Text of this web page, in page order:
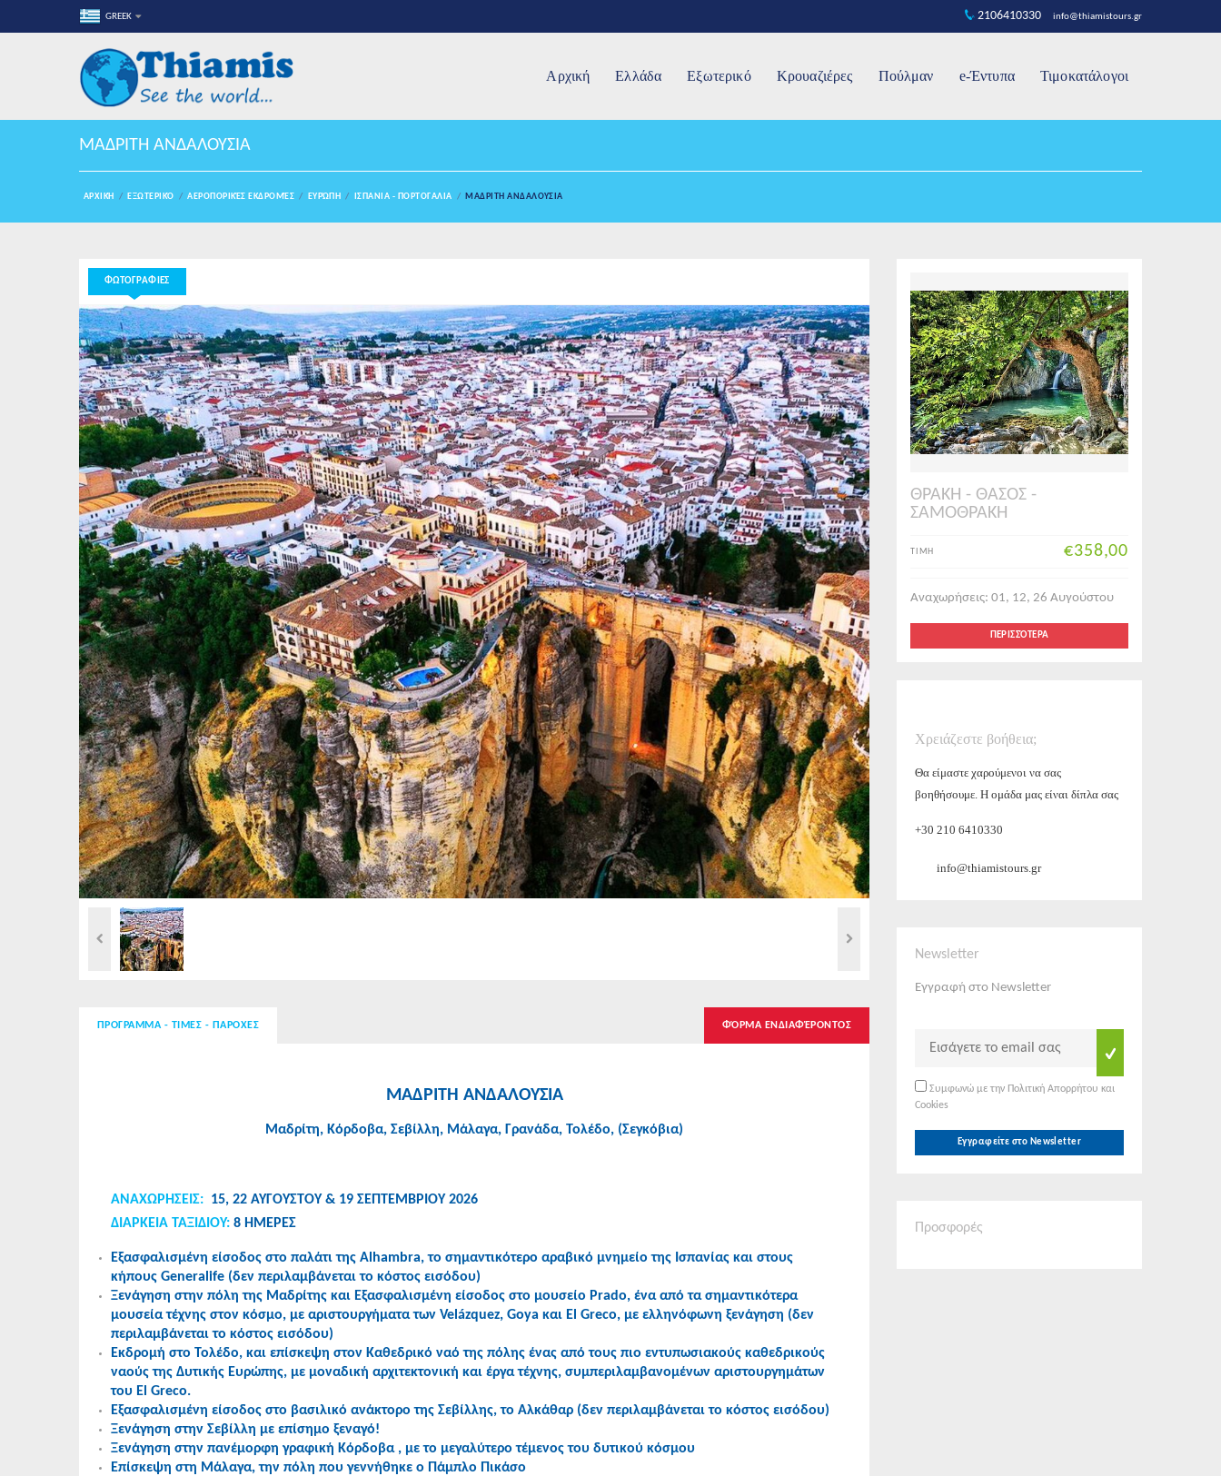
GREEK 2106410330 info@thiamistours.gr
Αρχική Ελλάδα Εξωτερικό Κρουαζιέρες Πούλμαν e-Έντυπα Τιμοκατάλογοι
ΜΑΔΡΙΤΗ ΑΝΔΑΛΟΥΣΙΑ
ΑΡΧΙΚΉ ΕΞΩΤΕΡΙΚΌ ΑΕΡΟΠΟΡΙΚΈΣ ΕΚΔΡΟΜΈΣ ΕΥΡΏΠΗ ΙΣΠΑΝΙΑ - ΠΟΡΤΟΓΑΛΙΑ ΜΑΔΡΙΤΗ ΑΝΔΑΛΟΥΣΙΑ
ΦΩΤΟΓΡΑΦΙΕΣ
ΠΡΟΓΡΑΜΜΑ - ΤΙΜΕΣ - ΠΑΡΟΧΕΣ ΦΌΡΜΑ ΕΝΔΙΑΦΈΡΟΝΤΟΣ
ΜΑΔΡΙΤΗ ΑΝΔΑΛΟΥΣΙΑ
Μαδρίτη, Κόρδοβα, Σεβίλλη, Μάλαγα, Γρανάδα, Τολέδο, (Σεγκόβια)
ΑΝΑΧΩΡΗΣEIΣ: 15, 22 ΑΥΓΟΥΣΤΟΥ & 19 ΣΕΠΤΕΜΒΡΙΟΥ 2026
ΔΙΑΡΚΕΙΑ ΤΑΞΙΔΙΟΥ: 8 ΗΜΕΡΕΣ
Εξασφαλισμένη είσοδος στο παλάτι της Alhambra, το σημαντικότερο αραβικό μνημείο της Ισπανίας και στους
κήπους Generalife (δεν περιλαμβάνεται το κόστος εισόδου)
Ξενάγηση στην πόλη της Μαδρίτης και Εξασφαλισμένη είσοδος στο μουσείο Prado, ένα από τα σημαντικότερα
μουσεία τέχνης στον κόσμο, με αριστουργήματα των Velázquez, Goya και El Greco, με ελληνόφωνη ξενάγηση (δεν
περιλαμβάνεται το κόστος εισόδου)
Εκδρομή στο Τολέδο, και επίσκεψη στον Καθεδρικό ναό της πόλης ένας από τους πιο εντυπωσιακούς καθεδρικούς
ναούς της Δυτικής Ευρώπης, με μοναδική αρχιτεκτονική και έργα τέχνης, συμπεριλαμβανομένων αριστουργημάτων
του El Greco.
Εξασφαλισμένη είσοδος στο βασιλικό ανάκτορο της Σεβίλλης, το Αλκάθαρ (δεν περιλαμβάνεται το κόστος εισόδου)
Ξενάγηση στην Σεβίλλη με επίσημο ξεναγό!
Ξενάγηση στην πανέμορφη γραφική Κόρδοβα , με το μεγαλύτερο τέμενος του δυτικού κόσμου
Επίσκεψη στη Μάλαγα, την πόλη που γεννήθηκε ο Πάμπλο Πικάσο
ΘΡΑΚΗ - ΘΑΣΟΣ -
ΣΑΜΟΘΡΑΚΗ
ΤΙΜΗ €358,00
Αναχωρήσεις: 01, 12, 26 Αυγούστου
ΠΕΡΙΣΣΌΤΕΡΑ
Χρειάζεστε βοήθεια;
Θα είμαστε χαρούμενοι να σας
βοηθήσουμε. Η ομάδα μας είναι δίπλα σας
+30 210 6410330
info@thiamistours.gr
Newsletter
Εγγραφή στο Newsletter
Συμφωνώ με την Πολιτική Απορρήτου και
Cookies
Εγγραφείτε στο Newsletter
Προσφορές